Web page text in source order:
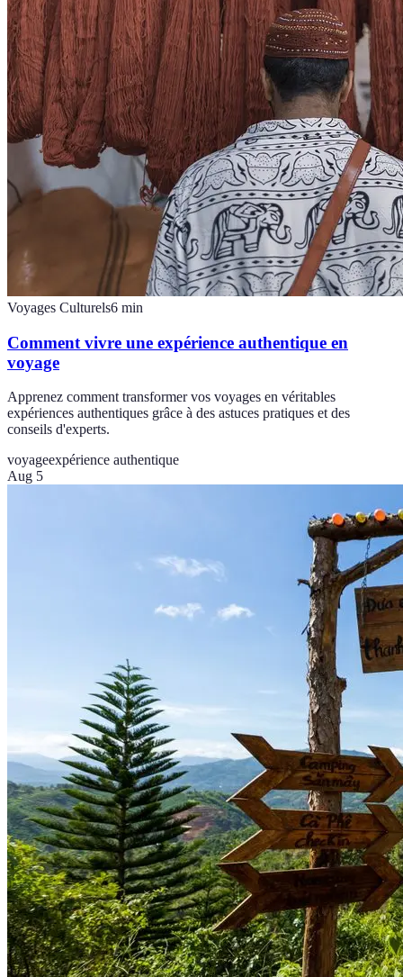
Voyages Culturels6 min
Comment vivre une expérience authentique en
voyage
Apprenez comment transformer vos voyages en véritables
expériences authentiques grâce à des astuces pratiques et des
conseils d'experts.
voyageexpérience authentique
Aug 5